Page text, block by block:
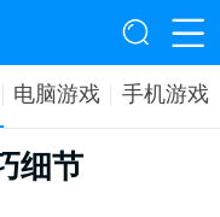
电脑游戏 手机游戏
细节